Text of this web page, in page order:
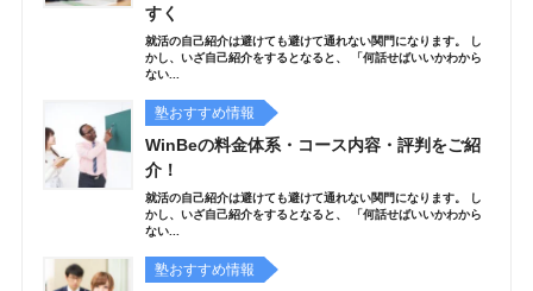
すく
就活の自己紹介は避けても避けて通れない関門になります。 し
かし、いざ自己紹介をするとなると、 「何話せばいいかわから
ない...
塾おすすめ情報
WinBeの料金体系・コース内容・評判をご紹
介！
就活の自己紹介は避けても避けて通れない関門になります。 し
かし、いざ自己紹介をするとなると、 「何話せばいいかわから
ない...
塾おすすめ情報